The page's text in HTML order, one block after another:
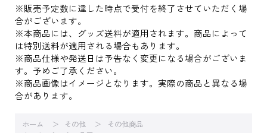
※販売予定数に達した時点で受付を終了させていただく場
合がございます。
※本商品には、グッズ送料が適用されます。商品によって
は特別送料が適用される場合もあります。
※商品仕様や発送日は予告なく変更になる場合がございま
す。予めご了承ください。
※商品画像はイメージとなります。実際の商品と異なる場
合があります。
ホーム その他
その他商品